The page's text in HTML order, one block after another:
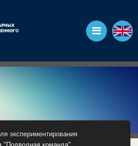
экспериментирования